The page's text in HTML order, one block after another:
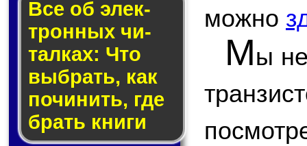
Все об элек­
трон­ных чи­
тал­ках: Что
выб­рать, как
по­чи­нить, где
брать кни­ги
можно
Мы